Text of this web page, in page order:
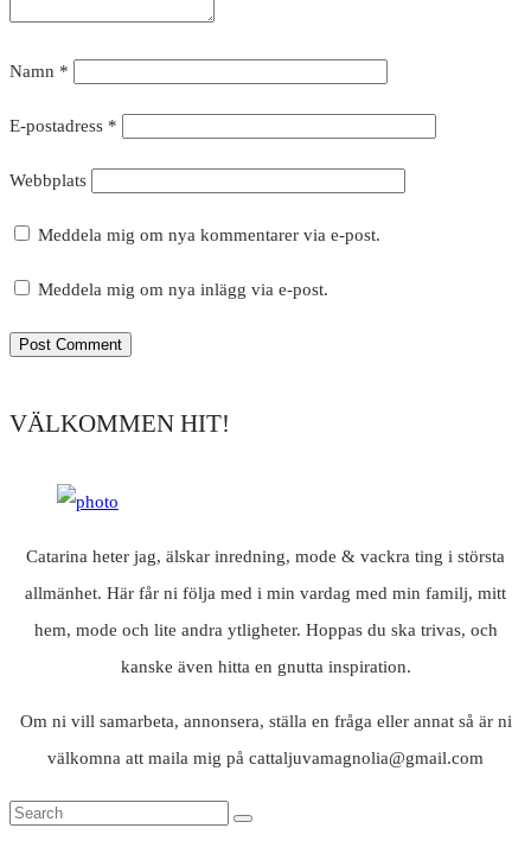
Namn *
E-postadress *
Webbplats
Meddela mig om nya kommentarer via e-post.
Meddela mig om nya inlägg via e-post.
VÄLKOMMEN HIT!
Catarina heter jag, älskar inredning, mode & vackra ting i största
allmänhet. Här får ni följa med i min vardag med min familj, mitt
hem, mode och lite andra ytligheter. Hoppas du ska trivas, och
kanske även hitta en gnutta inspiration.
Om ni vill samarbeta, annonsera, ställa en fråga eller annat så är ni
välkomna att maila mig på cattaljuvamagnolia@gmail.com